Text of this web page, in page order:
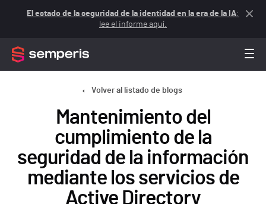
El estado de la seguridad de la identidad en la era de la IA:
lee el informe aquí.
Volver al listado de blogs
Mantenimiento del
cumplimiento de la
seguridad de la información
mediante los servicios de
Active Directory